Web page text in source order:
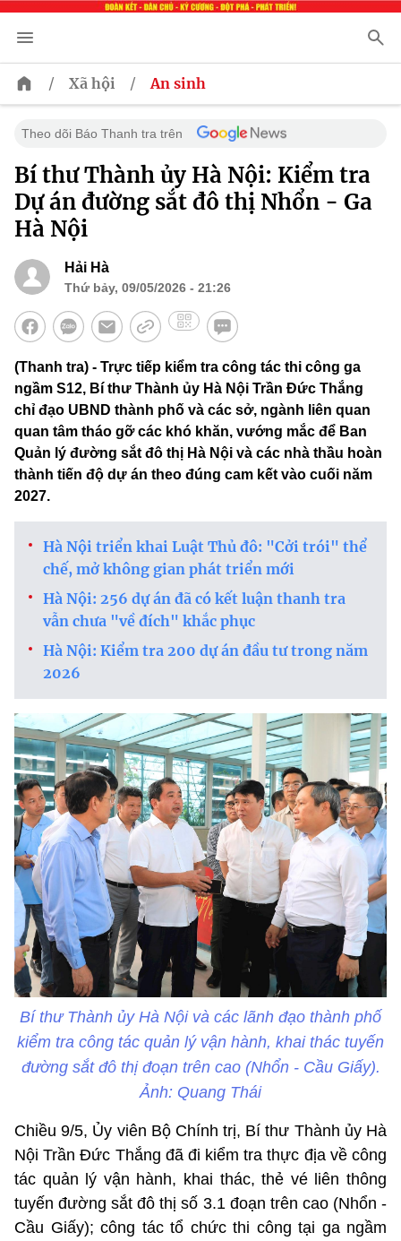
/ Xã hội / An sinh
Theo dõi Báo Thanh tra trên
Bí thư Thành ủy Hà Nội: Kiểm tra
Dự án đường sắt đô thị Nhổn - Ga
Hà Nội
Hải Hà
Thứ bảy, 09/05/2026 - 21:26
(Thanh tra) - Trực tiếp kiểm tra công tác thi công ga
ngầm S12, Bí thư Thành ủy Hà Nội Trần Đức Thắng
chỉ đạo UBND thành phố và các sở, ngành liên quan
quan tâm tháo gỡ các khó khăn, vướng mắc để Ban
Quản lý đường sắt đô thị Hà Nội và các nhà thầu hoàn
thành tiến độ dự án theo đúng cam kết vào cuối năm
2027.
Hà Nội triển khai Luật Thủ đô: "Cởi trói" thể
chế, mở không gian phát triển mới
Hà Nội: 256 dự án đã có kết luận thanh tra
vẫn chưa "về đích" khắc phục
Hà Nội: Kiểm tra 200 dự án đầu tư trong năm
2026
Bí thư Thành ủy Hà Nội và các lãnh đạo thành phố
kiểm tra công tác quản lý vận hành, khai thác tuyến
đường sắt đô thị đoạn trên cao (Nhổn - Cầu Giấy).
Ảnh: Quang Thái
Chiều 9/5, Ủy viên Bộ Chính trị, Bí thư Thành ủy Hà
Nội Trần Đức Thắng đã đi kiểm tra thực địa về công
tác quản lý vận hành, khai thác, thẻ vé liên thông
tuyến đường sắt đô thị số 3.1 đoạn trên cao (Nhổn -
Cầu Giấy); công tác tổ chức thi công tại ga ngầm